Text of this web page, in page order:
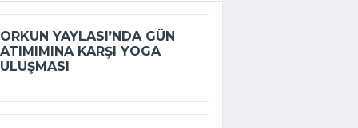
YAYLASI’NDA GÜN
KARŞI YOGA